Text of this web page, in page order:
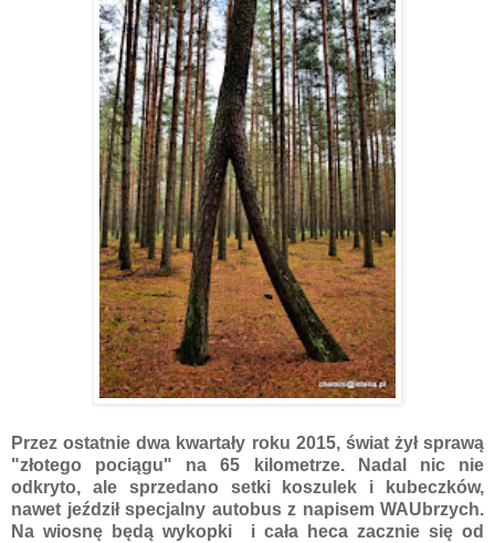
Przez ostatnie dwa kwartały roku 2015, świat żył sprawą
"złotego pociągu" na 65 kilometrze. Nadal nic nie
odkryto, ale sprzedano setki koszulek i kubeczków,
nawet jeździł specjalny autobus z napisem WAUbrzych.
Na wiosnę będą wykopki i cała heca zacznie się od